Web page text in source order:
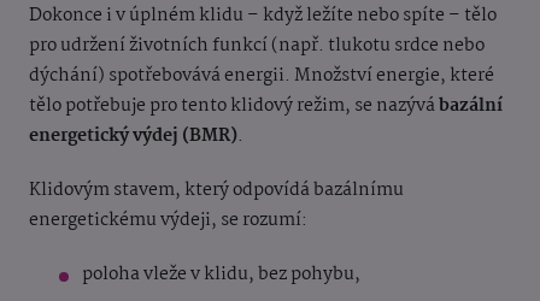
Dokonce i v úplném klidu – když ležíte nebo spíte – tělo
pro udržení životních funkcí (např. tlukotu srdce nebo
dýchání) spotřebovává energii. Množství energie, které
tělo potřebuje pro tento klidový režim, se nazývábazální
energetický výdej (BMR).
Klidovým stavem, který odpovídá bazálnímu
energetickému výdeji, se rozumí:
poloha vleže v klidu, bez pohybu,